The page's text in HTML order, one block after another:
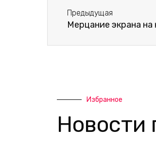
a
l
t
p
Предыдущая
Мерцание экрана на
Избранное
Новости